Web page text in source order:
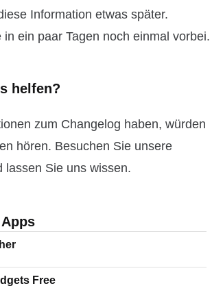
Information etwas später.
in ein paar Tagen noch einmal vorbei.
helfen?
zum Changelog haben, würden
hören. Besuchen Sie unsere
lassen Sie uns wissen.
Free